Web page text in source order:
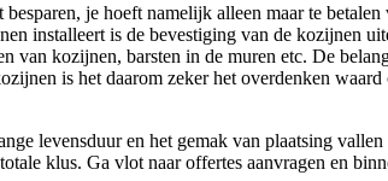
je hoeft namelijk alleen maar te
installeert is de bevestiging van de kozijnen
kozijnen, barsten in de muren etc. De
is het daarom zeker het overdenken waard
levensduur en het gemak van plaatsing
klus. Ga vlot naar offertes aanvragen en